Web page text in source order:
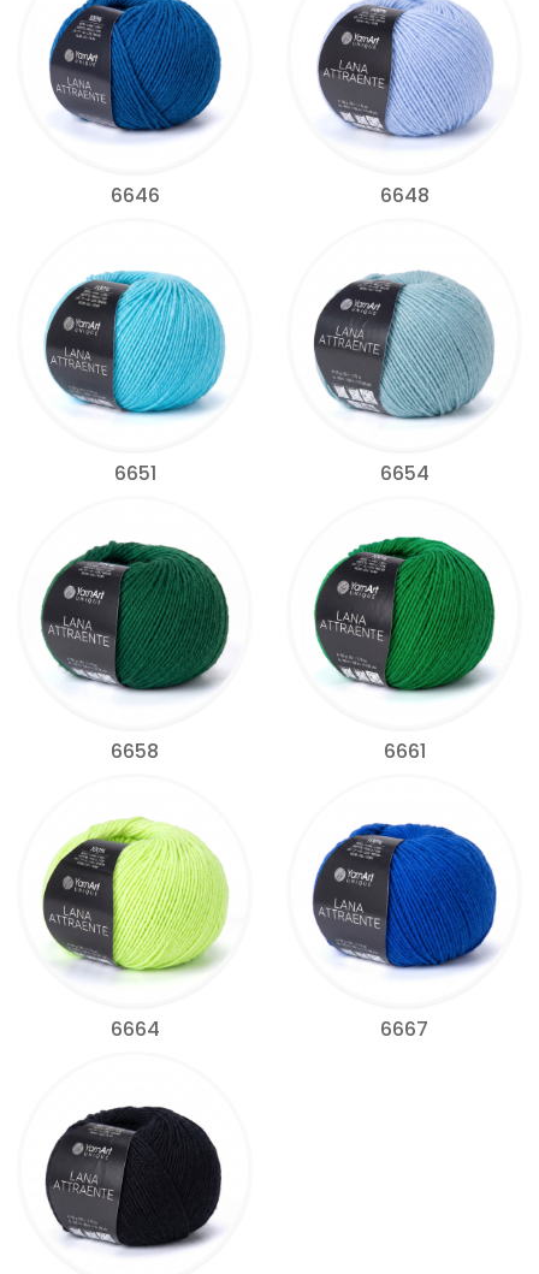
6646 6648
6651 6654
6658 6661
6664 6667